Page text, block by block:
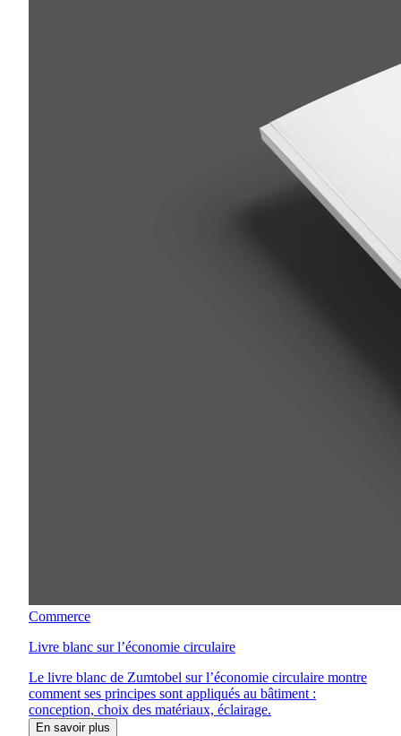
Commerce
Livre blanc sur l’économie circulaire
Le livre blanc de Zumtobel sur l’économie circulaire montre
comment ses principes sont appliqués au bâtiment :
conception, choix des matériaux, éclairage.
En savoir plus